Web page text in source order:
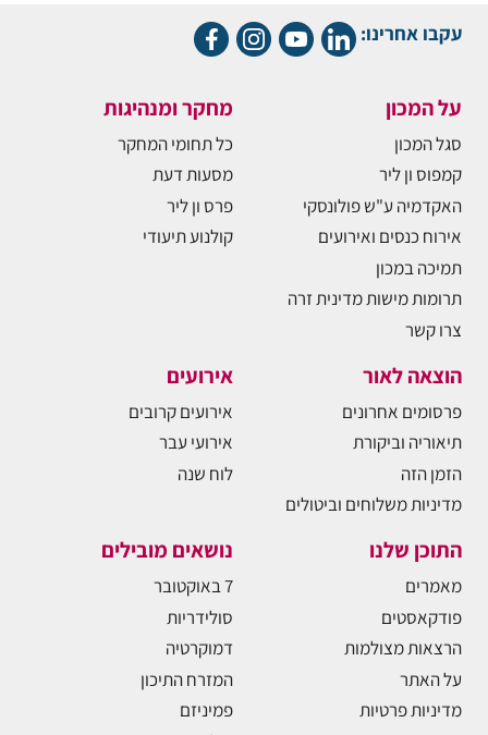
עקבו אחרינו:
על המכון
סגל המכון
קמפוס ון ליר
האקדמיה ע"ש פולונסקי
אירוח כנסים ואירועים
תמיכה במכון
תרומות מישות מדינית זרה
צרו קשר
מחקר ומנהיגות
כל תחומי המחקר
מסעות דעת
פרס ון ליר
קולנוע תיעודי
הוצאה לאור
פרסומים אחרונים
תיאוריה וביקורת
הזמן הזה
מדיניות משלוחים וביטולים
אירועים
אירועים קרובים
אירועי עבר
לוח שנה
התוכן שלנו
מאמרים
פודקאסטים
הרצאות מצולמות
על האתר
מדיניות פרטיות
נושאים מובילים
7 באוקטובר
סולידריות
דמוקרטיה
המזרח התיכון
פמיניזם